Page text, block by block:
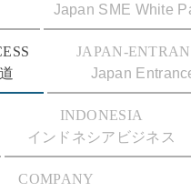
Japan SME White
JAPAN-
Japan
INDONESIA
インドネシアビジネス
COMPANY